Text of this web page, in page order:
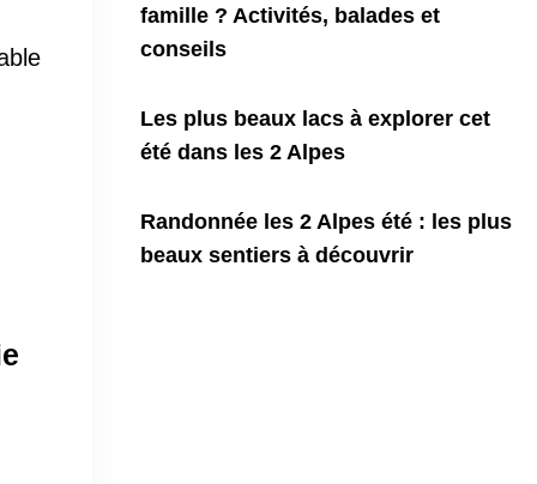
famille ? Activités, balades et
conseils
Les plus beaux lacs à explorer cet
été dans les 2 Alpes
Randonnée les 2 Alpes été : les plus
beaux sentiers à découvrir